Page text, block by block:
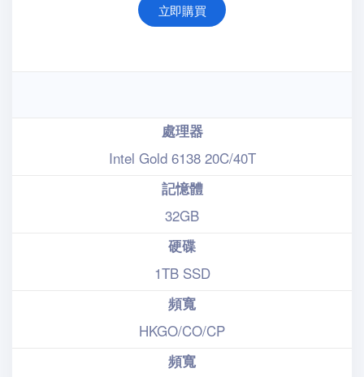
立即購買
處理器
Intel Gold 6138 20C/40T
記憶體
32GB
硬碟
1TB SSD
頻寬
HKGO/CO/CP
頻寬